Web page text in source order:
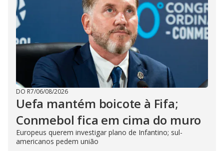
DO R7/06/08/2026
Uefa mantém boicote à Fifa;
Conmebol fica em cima do muro
Europeus querem investigar plano de Infantino; sul-
americanos pedem união